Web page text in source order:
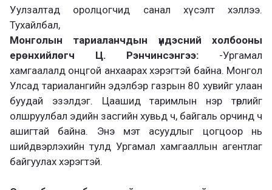
Уулзалтад оролцогчид санал хүсэлт хэллээ.
Тухайлбал,
Монголын тариаланчдын үндэсний холбооны
ерөнхийлөгч Ц. Рэнчинсэнгээ: -Ургамал
хамгаалалд онцгой анхаарах хэрэгтэй байна. Монгол
Улсад тариалангийн эдэлбэр газрын 80 хувийг улаан
буудай эзэлдэг. Цаашид таримлын нэр төрлийг
олшруулбал эдийн засгийн хувьд ч, байгаль орчинд ч
ашигтай байна. Энэ мэт асуудлыг цогцоор нь
шийдвэрлэхийн тулд Ургамал хамгааллын агентлаг
байгуулах хэрэгтэй.